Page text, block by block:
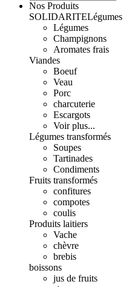
Nos Produits
SOLIDARITELégumes
Légumes
Champignons
Aromates frais
Viandes
Boeuf
Veau
Porc
charcuterie
Escargots
Voir plus...
Légumes transformés
Soupes
Tartinades
Condiments
Fruits transformés
confitures
compotes
coulis
Produits laitiers
Vache
chèvre
brebis
boissons
jus de fruits